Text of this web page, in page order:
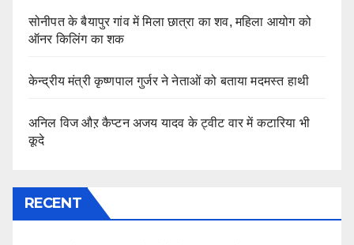
सोनीपत के बैयापुर गांव में मिला छात्रा का शव, महिला आयोग को
ऑनर किलिंग का शक
केन्द्रीय मंत्री कृष्णपाल गुर्जर ने नेताओं को बताया मदमस्त हाथी
अनिल विज औऱ कैप्टन अजय यादव के ट्वीट वार में कटारिया भी
कूदे
RECENT